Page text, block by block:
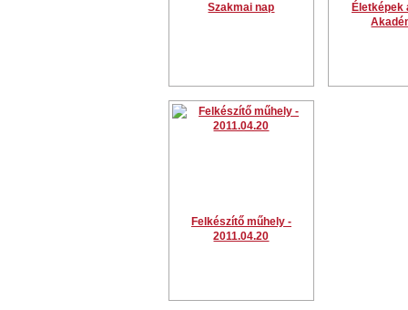
Szakmai nap
Életképek
Felkészítő műhely -
2011.04.20